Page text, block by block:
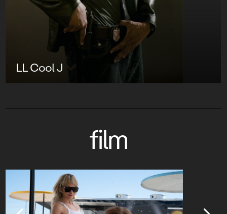
LL Cool J
film